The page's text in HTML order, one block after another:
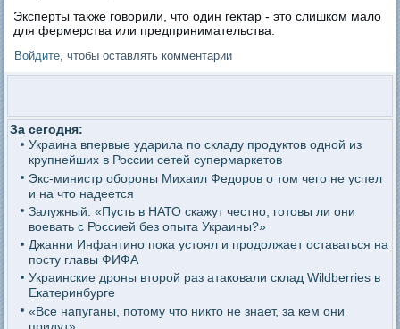
Эксперты также говорили, что один гектар - это слишком мало
для фермерства или предпринимательства.
Войдите, чтобы оставлять комментарии
За сегодня:
Украина впервые ударила по складу продуктов одной из
крупнейших в России сетей супермаркетов
Экс-министр обороны Михаил Федоров о том чего не успел
и на что надеется
Залужный: «Пусть в НАТО скажут честно, готовы ли они
воевать с Россией без опыта Украины?»
Джанни Инфантино пока устоял и продолжает оставаться на
посту главы ФИФА
Украинские дроны второй раз атаковали склад Wildberries в
Екатеринбурге
«Все напуганы, потому что никто не знает, за кем они
придут»